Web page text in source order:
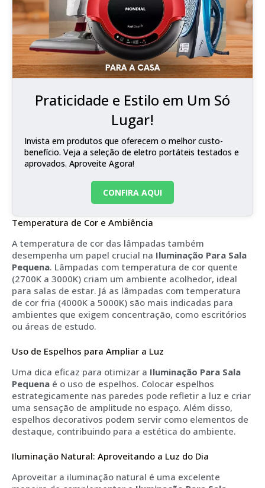
Praticidade e Estilo em Um Só
Lugar!
Invista em produtos que oferecem o melhor custo-
benefício. Veja a seleção de eletro portáteis testados e
aprovados. Aproveite Agora!
CONFIRA AQUI
Temperatura de Cor e Ambiência
A temperatura de cor das lâmpadas também
desempenha um papel crucial na Iluminação Para Sala
Pequena. Lâmpadas com temperatura de cor quente
(2700K a 3000K) criam um ambiente acolhedor, ideal
para salas de estar. Já as lâmpadas com temperatura
de cor fria (4000K a 5000K) são mais indicadas para
ambientes que exigem concentração, como escritórios
ou áreas de estudo.
Uso de Espelhos para Ampliar a Luz
Uma dica eficaz para otimizar a Iluminação Para Sala
Pequena é o uso de espelhos. Colocar espelhos
estrategicamente nas paredes pode refletir a luz e criar
uma sensação de amplitude no espaço. Além disso,
espelhos decorativos podem servir como elementos de
destaque, contribuindo para a estética do ambiente.
Iluminação Natural: Aproveitando a Luz do Dia
Aproveitar a iluminação natural é uma excelente